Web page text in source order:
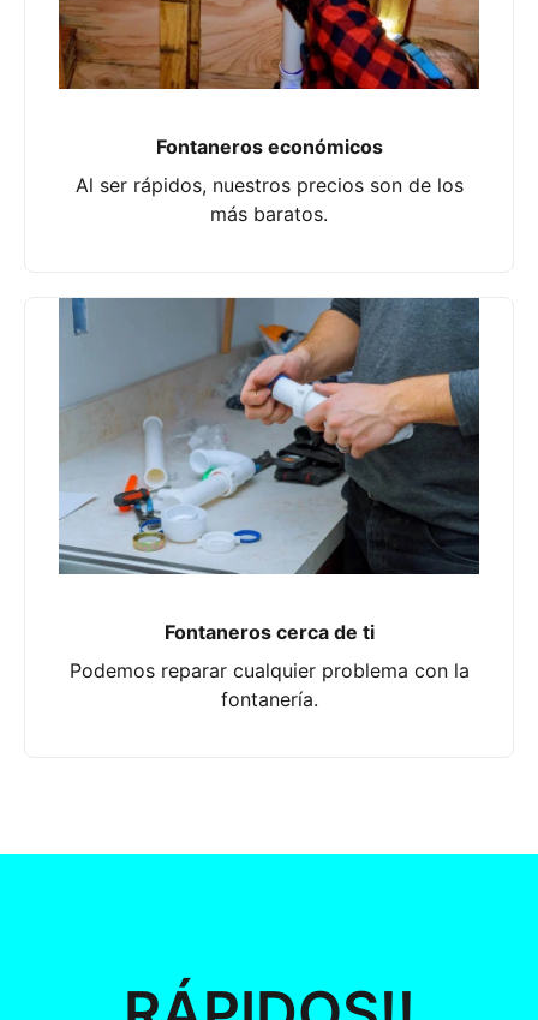
Fontaneros económicos
Al ser rápidos, nuestros precios son de los
más baratos.
Fontaneros cerca de ti
Podemos reparar cualquier problema con la
fontanería.